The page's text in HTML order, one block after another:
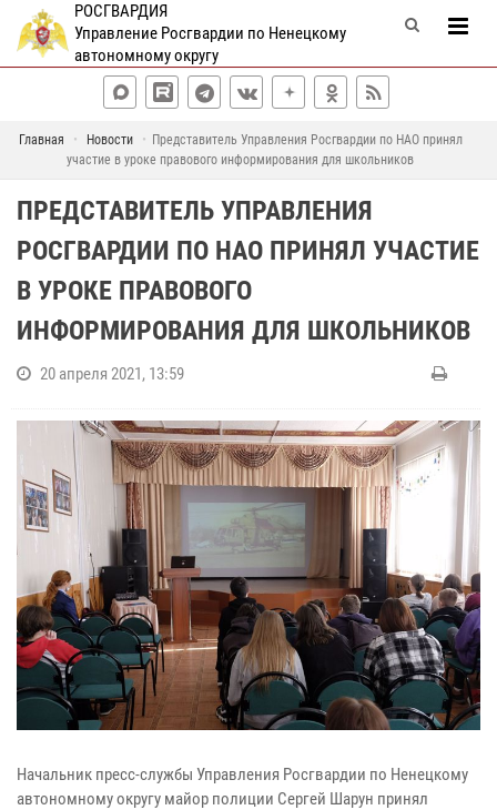
РОСГВАРДИЯ
Управление Росгвардии по Ненецкому
автономному округу
Главная Новости
Представитель Управления Росгвардии по НАО принял
участие в уроке правового информирования для школьников
ПРЕДСТАВИТЕЛЬ УПРАВЛЕНИЯ
РОСГВАРДИИ ПО НАО ПРИНЯЛ УЧАСТИЕ
В УРОКЕ ПРАВОВОГО
ИНФОРМИРОВАНИЯ ДЛЯ ШКОЛЬНИКОВ
20 апреля 2021, 13:59
Начальник пресс-службы Управления Росгвардии по Ненецкому
автономному округу майор полиции Сергей Шарун принял